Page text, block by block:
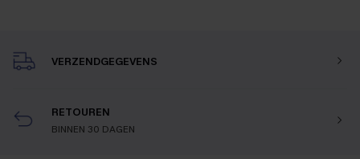
VERZENDGEGEVENS
RETOUREN
BINNEN 30 DAGEN